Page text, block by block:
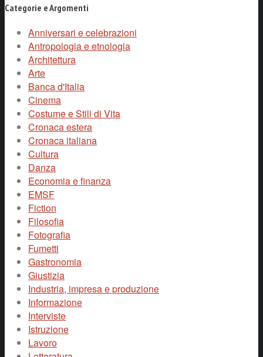
Categorie e Argomenti
Anniversari e celebrazioni
Antropologia e etnologia
Architettura
Arte
Banca d'Italia
Cinema
Costume e Stili di Vita
Cronaca estera
Cronaca italiana
Cultura
Danza
Economia e finanza
EMSF
Fiction
Filosofia
Fotografia
Fumetti
Gastronomia
Giustizia
Industria, impresa e produzione
Informazione
Interviste
Istruzione
Lavoro